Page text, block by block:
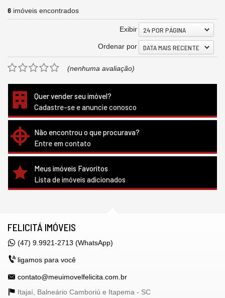
6 imóveis encontrados
Exibir 24 POR PÁGINA
Ordenar por DATA MAIS RECENTE
(nenhuma avaliação)
Quer vender seu imóvel?
Cadastre-se e anuncie conosco
Não encontrou o que procurava?
Entre em contato
Meus imóveis Favoritos
Lista de imóveis adicionados
FELICITÁ IMÓVEIS
(47) 9.9921-2713 (WhatsApp)
ligamos para você
contato@meuimovelfelicita.com.br
Itajaí, Balneário Camboriú e Itapema - SC